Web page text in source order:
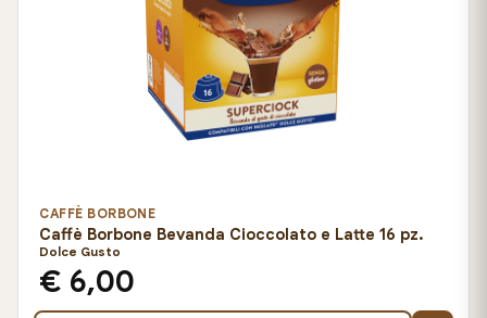
CAFFÈ BORBONE
Caffè Borbone Bevanda Cioccolato e Latte 16 pz.
Dolce Gusto
€ 6,00